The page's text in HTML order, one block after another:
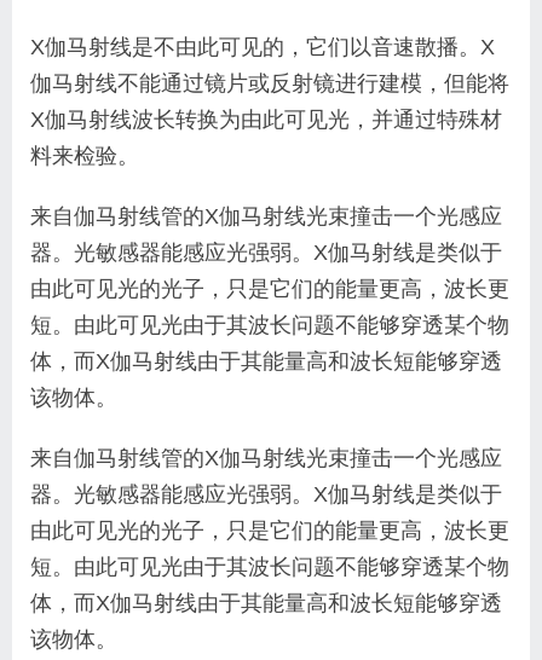
X伽马射线是不由此可见的，它们以音速散播。X
伽马射线不能通过镜片或反射镜进行建模，但能将
X伽马射线波长转换为由此可见光，并通过特殊材
料来检验。
来自伽马射线管的X伽马射线光束撞击一个光感应
器。光敏感器能感应光强弱。X伽马射线是类似于
由此可见光的光子，只是它们的能量更高，波长更
短。由此可见光由于其波长问题不能够穿透某个物
体，而X伽马射线由于其能量高和波长短能够穿透
该物体。
来自伽马射线管的X伽马射线光束撞击一个光感应
器。光敏感器能感应光强弱。X伽马射线是类似于
由此可见光的光子，只是它们的能量更高，波长更
短。由此可见光由于其波长问题不能够穿透某个物
体，而X伽马射线由于其能量高和波长短能够穿透
该物体。